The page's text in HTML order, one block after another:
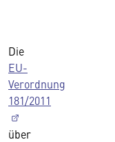
Die
EU-
Verordnung
181/2011
über